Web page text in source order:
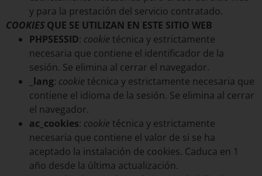
y para la prestación del servicio contratado.
COOKIES QUE SE UTILIZAN EN ESTE SITIO WEB
PHPSESSID: cookie técnica y estrictamente
necesaria que contiene el identificador de la
sesión. Se elimina al cerrar el navegador.
_lang: cookie técnica y estrictamente necesaria que
contiene el idioma de la sesión. Se elimina al cerrar
el navegador.
ac_cookies: cookie técnica y estrictamente
necesaria que contiene el valor de si se ha
aceptado la instalación de cookies. Caduca en 1
año desde la última actualización.